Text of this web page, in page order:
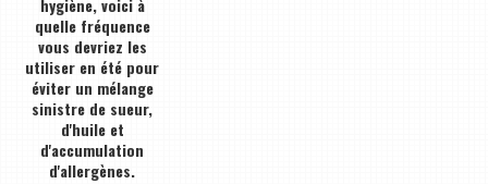
hygiène, voici à
quelle fréquence
vous devriez les
utiliser en été pour
éviter un mélange
sinistre de sueur,
d'huile et
d'accumulation
d'allergènes.